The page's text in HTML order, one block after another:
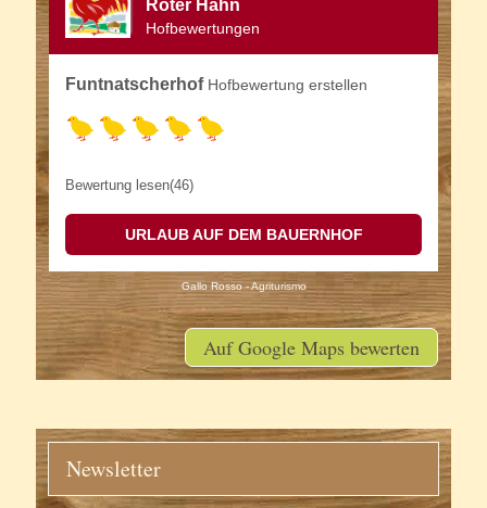
Roter Hahn
Hofbewertungen
Funtnatscherhof Hofbewertung erstellen
Bewertung lesen(46)
URLAUB AUF DEM BAUERNHOF
Gallo Rosso - Agriturismo
Auf Google Maps bewerten
Newsletter